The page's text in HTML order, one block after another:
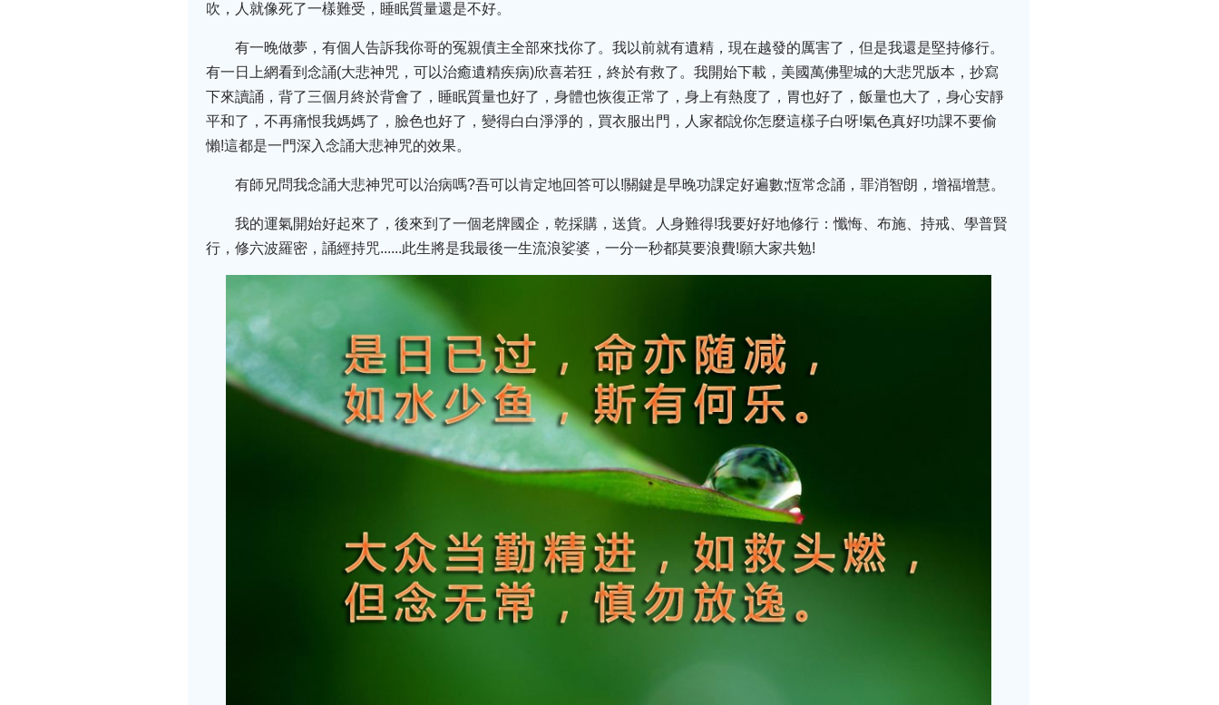
吹，人就像死了一樣難受，睡眠質量還是不好。
有一晚做夢，有個人告訴我你哥的冤親債主全部來找你了。我以前就有遺精，現在越發的厲害了，但是我還是堅持修行。
有一日上網看到念誦(大悲神咒，可以治癒遺精疾病)欣喜若狂，終於有救了。我開始下載，美國萬佛聖城的大悲咒版本，抄寫
下來讀誦，背了三個月終於背會了，睡眠質量也好了，身體也恢復正常了，身上有熱度了，胃也好了，飯量也大了，身心安靜
平和了，不再痛恨我媽媽了，臉色也好了，變得白白淨淨的，買衣服出門，人家都說你怎麼這樣子白呀!氣色真好!功課不要偷
懶!這都是一門深入念誦大悲神咒的效果。
有師兄問我念誦大悲神咒可以治病嗎?吾可以肯定地回答可以!關鍵是早晚功課定好遍數;恆常念誦，罪消智朗，增福增慧。
我的運氣開始好起來了，後來到了一個老牌國企，乾採購，送貨。人身難得!我要好好地修行：懺悔、布施、持戒、學普賢
行，修六波羅密，誦經持咒......此生將是我最後一生流浪娑婆，一分一秒都莫要浪費!願大家共勉!